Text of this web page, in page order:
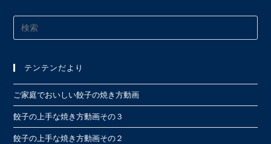
the
テンテンだより
ご家庭でおいしい餃子の焼き方動画
餃子の上手な焼き方動画その３
餃子の上手な焼き方動画その２